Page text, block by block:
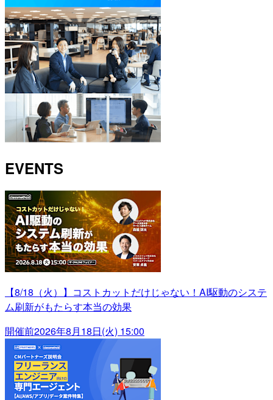
EVENTS
【8/18（火）】コストカットだけじゃない！AI駆動のシステ
ム刷新がもたらす本当の効果
開催前2026年8月18日(火) 15:00